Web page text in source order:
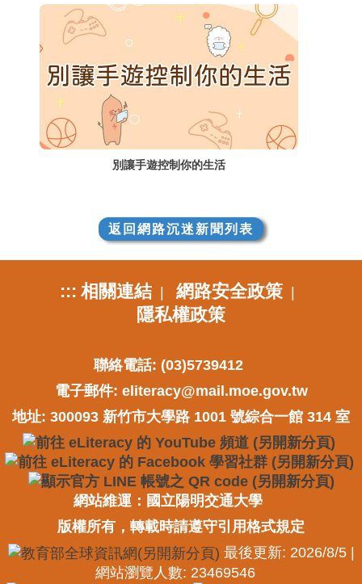
別讓手遊控制你的生活
返回網路沉迷新聞列表
::: 相關連結| 網路安全政策|
隱私權政策
聯絡電話: (03)5739412
電子郵件: eliteracy@mail.moe.gov.tw
地址: 300093 新竹市大學路 1001 號綜合一館 314 室
網站維運：國立陽明交通大學
版權所有，轉載時請遵守引用格式規定
最後更新: 2026/8/5 |
網站瀏覽人數: 23469546